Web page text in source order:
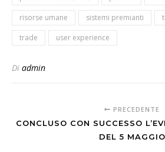
risorse umane
sistemi premianti
trade
user experience
Di admin
PRECEDENTE
CONCLUSO CON SUCCESSO
DEL 5 MAGGIO